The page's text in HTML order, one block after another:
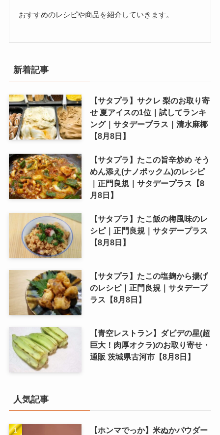
おすすめのレシピや商品を紹介していきます。
新着記事
【サタプラ】サクレ 梨のお取り寄
せ 夏アイスの1位｜試してランキ
ング｜サタデープラス｜清水麻椰
【8月8日】
【サタプラ】たこの旨辛炒め そう
めん添え(ナノポックム)のレシピ
｜正門良規｜サタデープラス【8
月8日】
【サタプラ】たこ飯の梅風味のレ
シピ｜正門良規｜サタデープラス
【8月8日】
【サタプラ】たこの塩麹から揚げ
のレシピ｜正門良規｜サタデープ
ラス【8月8日】
【青空レストラン】ダビデの星(超
巨大！肉厚オクラ)のお取り寄せ・
通販 茨城県古河市【8月8日】
人気記事
【ホンマでっか】米ぬかパウダー